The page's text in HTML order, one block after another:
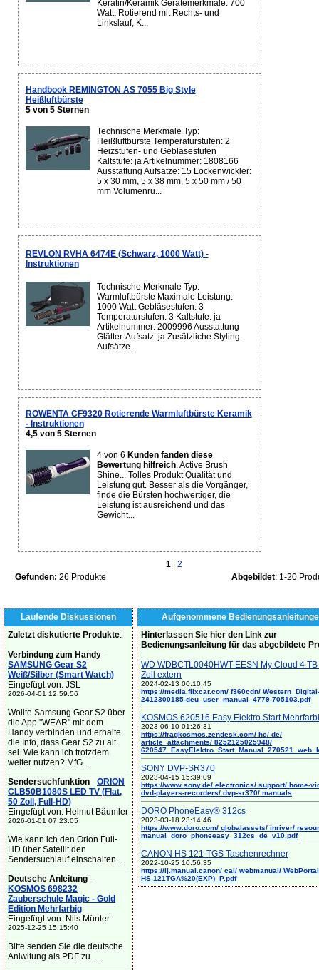
Keratin/Keramik Gerätemerkmale: 700
Watt, Rotierend mit Rechts- und
Linkslauf, K...
Handbook REMINGTON AS 7055 Big Style
Heißluftbürste
5 von 5 Sternen
Technische Merkmale Typ:
Heißluftbürste Temperaturstufen: 2
Heizstufen- und Gebläsestufen
Kaltstufe: ja Artikelnummer: 1808166
Ausstattung Aufsätze: 15 Lockenwickler:
5 x 30 mm, 5 x 38 mm, 5 x 50 mm / 50
mm Volumenru...
REVLON RVHA 6474E (Schwarz, 1000 Watt) -
Instruktionen
Technische Merkmale Typ:
Warmluftbürste Maximale Leistung:
1000 Watt Gebläsestufen: 3
Temperaturstufen: 3 Kaltstufe: ja
Artikelnummer: 2009996 Ausstattung
Glätter-Aufsatz: ja Zusätzliche Styling-
Aufsätze...
ROWENTA CF9320 Rotierende Warmluftbürste Keramik
- Instruktionen
4,5 von 5 Sternen
4 von 6 Kunden fanden diese
Bewertung hilfreich. Active Brush
Shine... Tolles Produkt Qualität und
Leistung gut. Besser als die Vorgänger,
finde die Bürsten hochwertiger, die
Leistung ist ausreichend und das
Gewicht...
1
2
Gefunden: 26 Produkte Abgebildet: 1-20
Laufende Diskussionen
Zuletzt diskutierte Produkte:
Verbindung zum Handy -
SAMSUNG Gear S2
Weiß/Silber (Smart Watch)
Eingefügt von: JSL
2026-04-01 12:59:56
Wollte Samsung Gear S2 über
die App "WEAR" mit dem
Handy verbinden und erhalte
die Info, dass Gear S2 zu alt
sei. Wie kann ich trotzdem
weiter nutzen? MfG...
Sendersuchfunktion - ORION
CLB50B1080S LED TV (Flat,
50 Zoll, Full-HD)
Eingefügt von: Helmut Bäumler
2026-01-01 07:23:05
Wie kann ich den Orion Full-
HD über Satellit den
Sendersuchlauf einschalten...
Deutsche Anleitung -
KOSMOS 698232
Zauberschule Magic - Gold
Edition Mehrfarbig
Eingefügt von: Nils Münter
2025-12-25 15:15:40
Bitte senden Sie die deutsche
Anlwitung als PDF zu. ...
Aufgenommene
Hinterlassen Sie hier den Link zur
Bedienungsanleitung für das abgebildete
WD WDBCTL0040HWT-EESN My Cloud 4
Zoll extern
2024-02-13 00:10:45
https://media.flixcar.com/ f360cdn/ Western_Digital-
2412300185-deu_user_manual_4779-705103.pdf
KOSMOS 620516 Easy Elektro Start
2023-06-10 01:26:31
https://fragkosmos.zendesk.com/ hc/ de/
article_attachments/ 8252125025948/
SONY DVP-SR370
2023-04-15 15:39:09
https://www.sony.de/ electronics/ support/ home-
dvd-players-recorders/ dvp-sr370/ manuals
DORO PhoneEasy® 312cs
2023-03-18 23:14:46
https://www.doro.com/ globalassets/ inriver/
manual_doro_phoneeasy_312cs_de_v10.pdf
CANON HS 121-TGS Taschenrechner
2022-10-25 10:56:35
https://ij.manual.canon/ cal/ webmanual/
HS-121TGA%20(EXP)_P.pdf